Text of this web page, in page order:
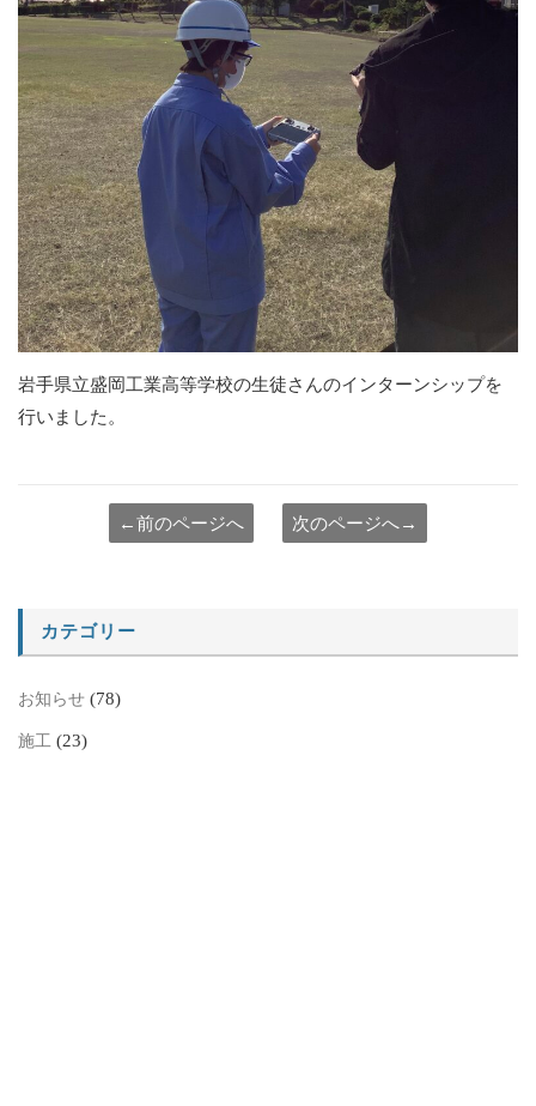
岩手県立盛岡工業高等学校の生徒さんのインターンシップを
行いました。
←前のページへ 次のページへ→
カテゴリー
お知らせ (78)
施工 (23)